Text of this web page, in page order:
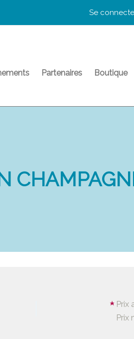
Se
Partenaires Boutique
Prix
Prix